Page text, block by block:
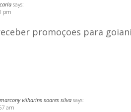
carla says:
pm
promoçoes para
marcony vilharins soares silva says:
am